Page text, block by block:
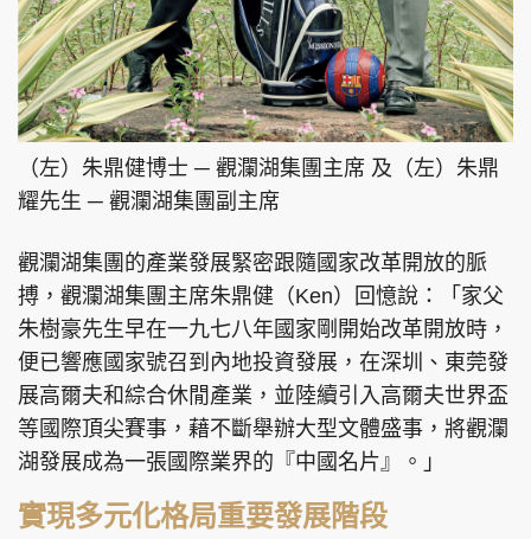
（左）朱鼎健博士 ─ 觀瀾湖集團主席 及（左）朱鼎
耀先生 ─ 觀瀾湖集團副主席
觀瀾湖集團的產業發展緊密跟隨國家改革開放的脈
搏，觀瀾湖集團主席朱鼎健（Ken）回憶說：「家父
朱樹豪先生早在一九七八年國家剛開始改革開放時，
便已響應國家號召到內地投資發展，在深圳、東莞發
展高爾夫和綜合休閒產業，並陸續引入高爾夫世界盃
等國際頂尖賽事，藉不斷舉辦大型文體盛事，將觀瀾
湖發展成為一張國際業界的『中國名片』。」
實現多元化格局重要發展階段